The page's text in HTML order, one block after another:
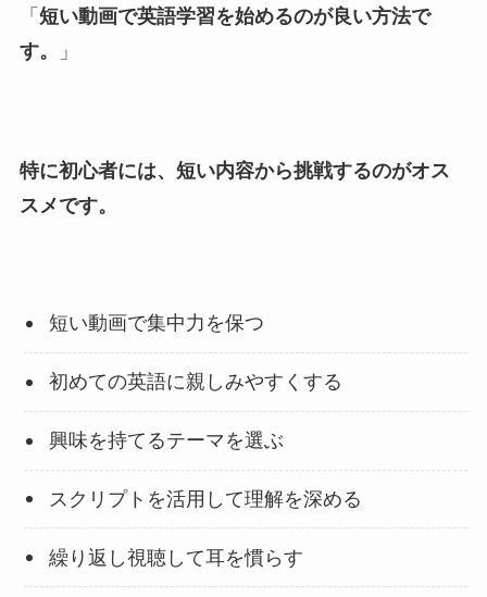
「 短い動画で英語学習を始めるのが良い方法で
す。
」
特に初心者には、短い内容から挑戦するのがオス
スメです。
短い動画で集中力を保つ
初めての英語に親しみやすくする
興味を持てるテーマを選ぶ
スクリプトを活用して理解を深める
繰り返し視聴して耳を慣らす